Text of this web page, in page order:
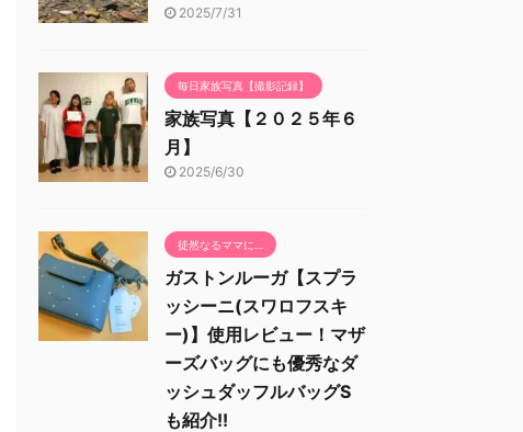
2025/7/31
毎日家族写真【撮影記録】
家族写真【２０２５年６
月】
2025/6/30
徒然なるママに…
ガストンルーガ【スプラ
ッシーニ(スワロフスキ
ー)】使用レビュー！マザ
ーズバッグにも優秀なダ
ッシュダッフルバッグS
も紹介!!